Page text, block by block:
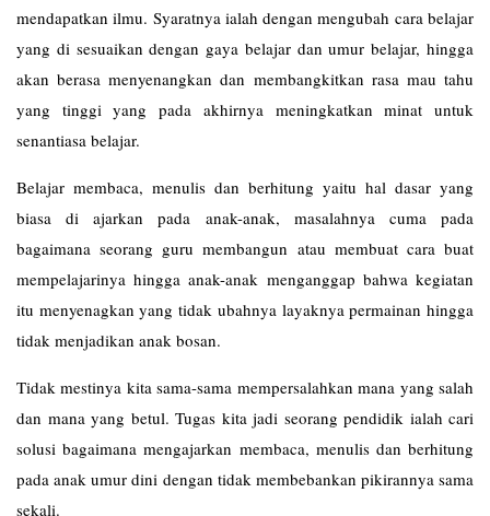
mendapatkan ilmu. Syaratnya ialah dengan mengubah cara belajar
yang di sesuaikan dengan gaya belajar dan umur belajar, hingga
akan berasa menyenangkan dan membangkitkan rasa mau tahu
yang tinggi yang pada akhirnya meningkatkan minat untuk
senantiasa belajar.
Belajar membaca, menulis dan berhitung yaitu hal dasar yang
biasa di ajarkan pada anak-anak, masalahnya cuma pada
bagaimana seorang guru membangun atau membuat cara buat
mempelajarinya hingga anak-anak menganggap bahwa kegiatan
itu menyenagkan yang tidak ubahnya layaknya permainan hingga
tidak menjadikan anak bosan.
Tidak mestinya kita sama-sama mempersalahkan mana yang salah
dan mana yang betul. Tugas kita jadi seorang pendidik ialah cari
solusi bagaimana mengajarkan membaca, menulis dan berhitung
pada anak umur dini dengan tidak membebankan pikirannya sama
sekali.